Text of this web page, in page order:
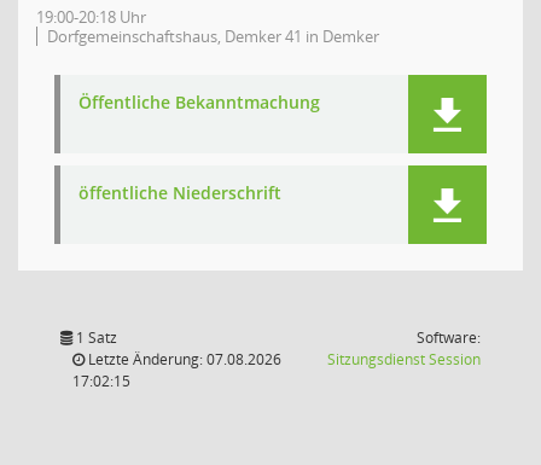
19:00-20:18 Uhr
Dorfgemeinschaftshaus, Demker 41 in Demker
Öffentliche Bekanntmachung
öffentliche Niederschrift
1 Satz
Letzte Änderung: 07.08.2026
17:02:15
Software:
SitzungsdienstSession(Wird in